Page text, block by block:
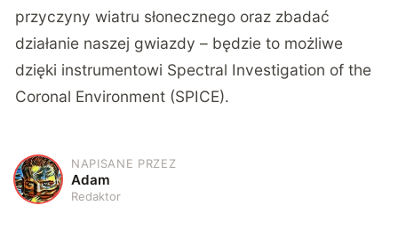
przyczyny wiatru słonecznego oraz zbadać
działanie naszej gwiazdy – będzie to możliwe
dzięki instrumentowi Spectral Investigation of the
Coronal Environment (SPICE).
A
NAPISANE PRZEZ
Adam
Redaktor